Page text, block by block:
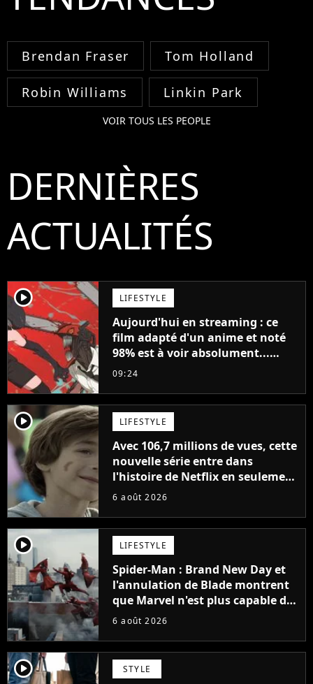
Brendan Fraser Tom Holland
Robin Williams Linkin Park
VOIR TOUS LES PEOPLE
DERNIÈRES
ACTUALITÉS
player2 LIFESTYLE
Aujourd'hui en streaming : ce
film adapté d'un anime et noté
98% est à voir absolument...
sinon vous ne comprendrez plus
09:24
player2 LIFESTYLE
Avec 106,7 millions de vues, cette
nouvelle série entre dans
l'histoire de Netflix en seulement
48 jours
6 août 2026
player2 LIFESTYLE
Spider-Man : Brand New Day et
l'annulation de Blade montrent
que Marvel n'est plus capable de
faire quoi que ce soit de simple
6 août 2026
player2 STYLE